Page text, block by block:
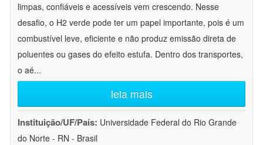
limpas, confiáveis e acessíveis vem crescendo. Nesse
desafio, o H2 verde pode ter um papel importante, pois é um
combustível leve, eficiente e não produz emissão direta de
poluentes ou gases do efeito estufa. Dentro dos transportes,
o aé...
leia mais
Instituição/UF/País: Universidade Federal do Rio Grande
do Norte - RN - Brasil